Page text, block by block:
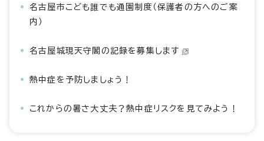
名古屋市こども誰でも通園制度（保護者の方へのご案
内）
名古屋城現天守閣の記録を募集します
熱中症を予防しましょう！
これからの暑さ大丈夫？熱中症リスクを見てみよう！